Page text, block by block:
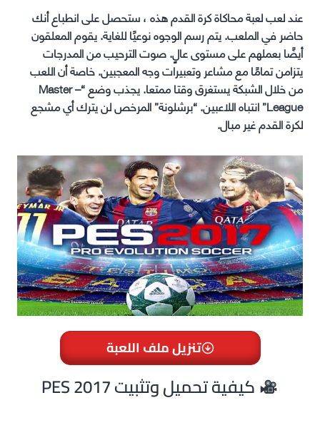
عند لعب لعبة محاكاة كرة القدم هذه ، ستحصل على انطباع أنك
حاضر في الملعب. يتم رسم الوجوه نوعيًا للغاية. يقوم المعلقون
أيضًا بعملهم على مستوى عالٍ. صوت الترحيب من المدرجات
يتزامن تمامًا مع مشاعر وتعبيرات وجه المعجبين. خاصة أن اللعب
من خلال الشبكة يستغرق وقتا ممتعا. يجذب وضع “Master –
League” انتباه اللاعبين. “برشلونة” المرخص لن يترك أي مشجع
لكرة القدم غير مبال.
تنزيل ملف اللعبة